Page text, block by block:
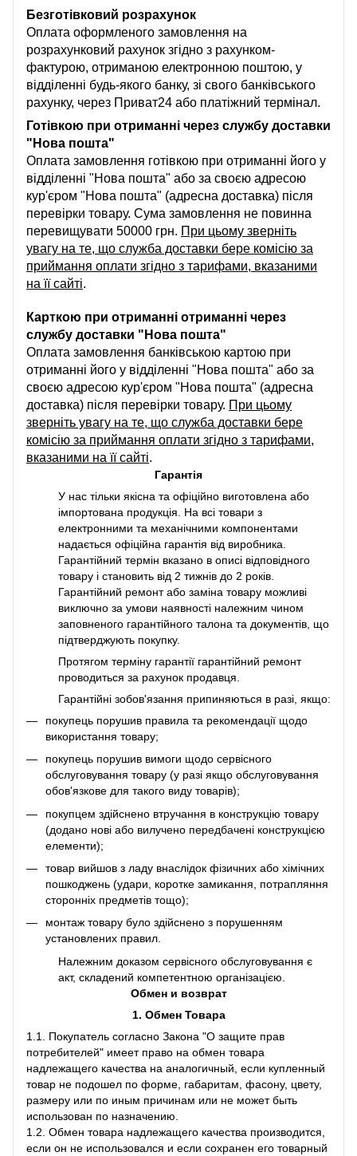
Безготівковий розрахунок
Оплата оформленого замовлення на
розрахунковий рахунок згідно з рахунком-
фактурою, отриманою електронною поштою, у
відділенні будь-якого банку, зі свого банківського
рахунку, через Приват24 або платіжний термінал.
Готівкою при отриманні через службу доставки
"Нова пошта"
Оплата замовлення готівкою при отриманні його у
відділенні "Нова пошта" або за своєю адресою
кур'єром "Нова пошта" (адресна доставка) після
перевірки товару. Сума замовлення не повинна
перевищувати 50000 грн. При цьому зверніть
увагу на те, що служба доставки бере комісію за
приймання оплати згідно з тарифами, вказаними
на її сайті.
Карткою при отриманні отриманні через
службу доставки "Нова пошта"
Оплата замовлення банківською картою при
отриманні його у відділенні "Нова пошта" або за
своєю адресою кур'єром "Нова пошта" (адресна
доставка) після перевірки товару. При цьому
зверніть увагу на те, що служба доставки бере
комісію за приймання оплати згідно з тарифами,
вказаними на її сайті.
Гарантія
У нас тільки якісна та офіційно виготовлена або
імпортована продукція. На всі товари з
електронними та механічними компонентами
надається офіційна гарантія від виробника.
Гарантійний термін вказано в описі відповідного
товару і становить від 2 тижнів до 2 років.
Гарантійний ремонт або заміна товару можливі
виключно за умови наявності належним чином
заповненого гарантійного талона та документів, що
підтверджують покупку.
Протягом терміну гарантії гарантійний ремонт
проводиться за рахунок продавця.
Гарантійні зобов'язання припиняються в разі, якщо:
покупець порушив правила та рекомендації щодо
використання товару;
покупець порушив вимоги щодо сервісного
обслуговування товару (у разі якщо обслуговування
обов'язкове для такого виду товарів);
покупцем здійснено втручання в конструкцію товару
(додано нові або вилучено передбачені конструкцією
елементи);
товар вийшов з ладу внаслідок фізичних або хімічних
пошкоджень (удари, коротке замикання, потрапляння
сторонніх предметів тощо);
монтаж товару було здійснено з порушенням
установлених правил.
Належним доказом сервісного обслуговування є
акт, складений компетентною організацією.
Обмен и возврат
1. Обмен Товара
1.1. Покупатель согласно Закона "О защите прав
потребителей" имеет право на обмен товара
надлежащего качества на аналогичный, если купленный
товар не подошел по форме, габаритам, фасону, цвету,
размеру или по иным причинам или не может быть
использован по назначению.
1.2. Обмен товара надлежащего качества производится,
если он не использовался и если сохранен его товарный